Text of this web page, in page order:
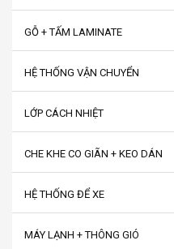
GỖ + TẤM LAMINATE
HỆ THỐNG VẬN CHUYỂN
LỚP CÁCH NHIỆT
CHE KHE CO GIÃN + KEO DÁN
HỆ THỐNG ĐỂ XE
MÁY LẠNH + THÔNG GIÓ